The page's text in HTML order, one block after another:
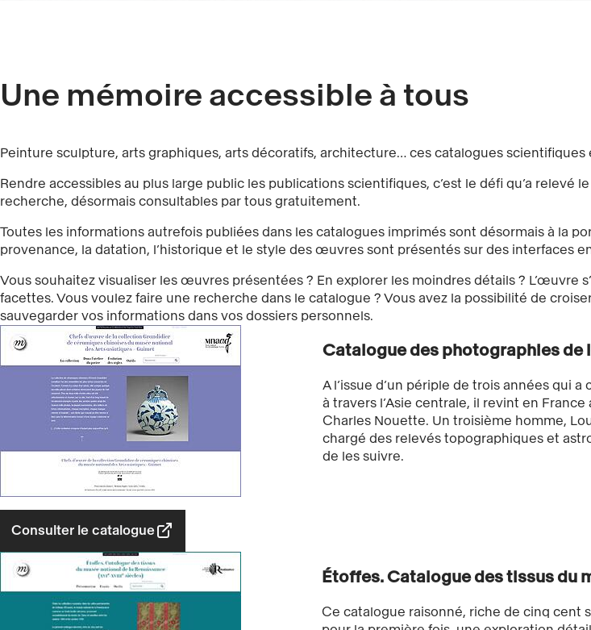
Une mémoire accessible à tous
Peinture sculpture, arts graphiques, arts décoratifs, architecture… ces catalogues
Rendre accessibles au plus large public les publications scientifiques, c’est le défi qu’a
recherche, désormais consultables par tous gratuitement.
Toutes les informations autrefois publiées dans les catalogues imprimés sont désormais à la
provenance, la datation, l’historique et le style des œuvres sont présentés sur des interfaces
Vous souhaitez visualiser les œuvres présentées ? En explorer les moindres détails ?
facettes. Vous voulez faire une recherche dans le catalogue ? Vous avez la possibilité de
sauvegarder vos informations dans vos dossiers personnels.
Catalogue des photographies de
A l’issue d’un périple de trois années qui
à travers l’Asie centrale, il revint en
Charles Nouette. Un troisième homme,
chargé des relevés topographiques et
de les suivre.
Consulter le catalogue
Étoffes. Catalogue des tissus du
Ce catalogue raisonné, riche de cinq cent